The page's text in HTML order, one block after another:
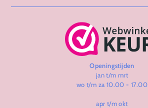
Openingstijden
jan t/m mrt
wo t/m za 10.00 - 17.00
apr t/m okt